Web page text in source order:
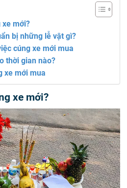
xe mới?
bị những lễ vật gì?
cúng xe mới mua
thời gian nào?
xe mới mua
xe mới?